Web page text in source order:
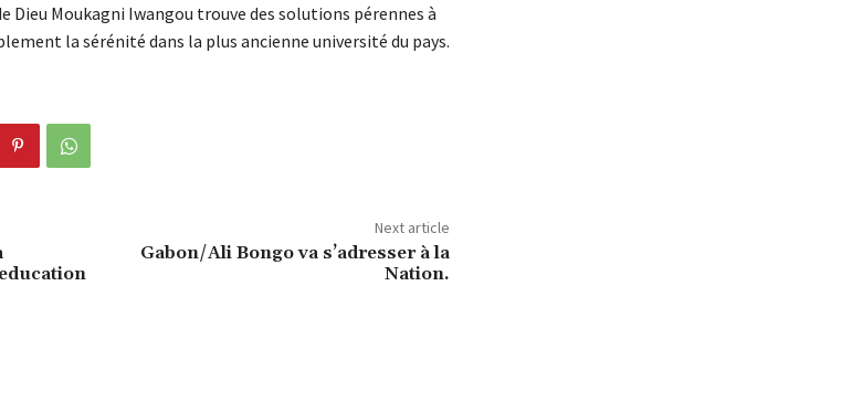
Dieu Moukagni Iwangou trouve des solutions pérennes à
la sérénité dans la plus ancienne université du pays.
Next article
Gabon/Ali Bongo va s’adresser à la
Nation.